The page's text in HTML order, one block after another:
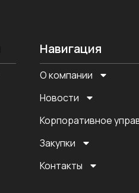
Навигация
О компании
Новости
Корпоративное
Закупки
Контакты